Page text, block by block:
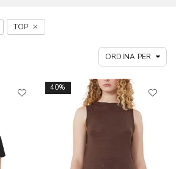
TOP
40%